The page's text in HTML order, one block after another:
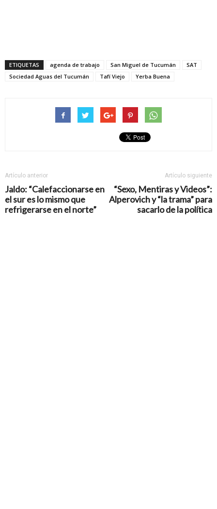
ETIQUETAS agenda de trabajo San Miguel de Tucumán
SAT
Sociedad Aguas del Tucumán
Tafí Viejo Yerba Buena
Artículo anterior
Jaldo: “Calefaccionarse en
el sur es lo mismo que
refrigerarse en el norte”
Artículo siguiente
“Sexo, Mentiras y Videos”:
Alperovich y “la trama” para
sacarlo de la política